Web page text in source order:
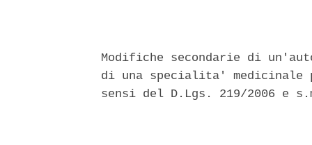
Modifiche secondarie di
di una specialita' medicinale
sensi del D.Lgs. 219/2006 e